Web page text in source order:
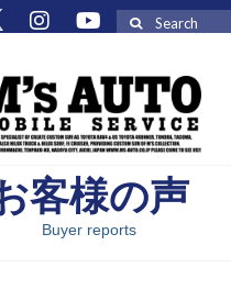
客様の声
Buyer reports